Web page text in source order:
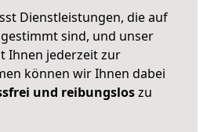
Dienstleistungen, die auf
sind, und unser
Ihnen jederzeit zur
können wir Ihnen dabei
und reibungsloszu